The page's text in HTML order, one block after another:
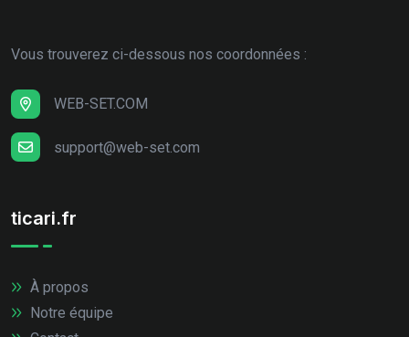
Vous trouverez ci-dessous nos coordonnées :
WEB-SET.COM
support@web-set.com
ticari.fr
À propos
Notre équipe